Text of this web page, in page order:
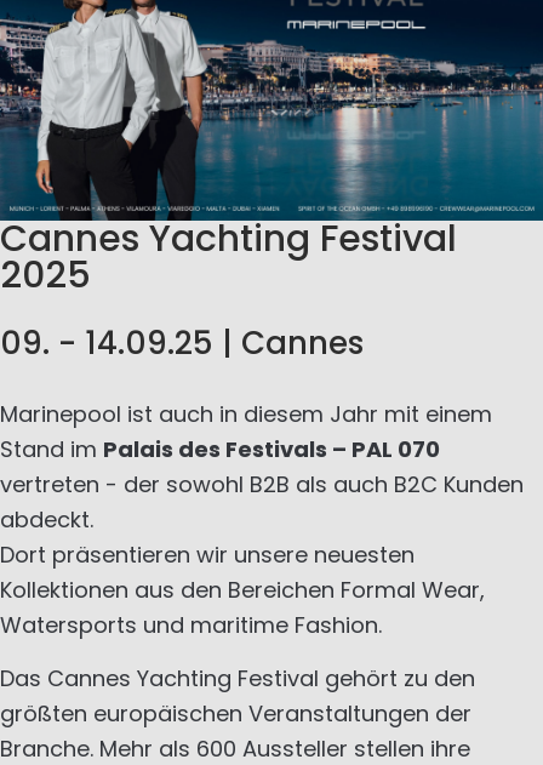
Cannes Yachting Festival
2025
09. - 14.09.25 | Cannes
Marinepool ist auch in diesem Jahr mit einem
Stand im Palais des Festivals – PAL 070
vertreten - der sowohl B2B als auch B2C Kunden
abdeckt.
Dort präsentieren wir unsere neuesten
Kollektionen aus den Bereichen Formal Wear,
Watersports und maritime Fashion.
Das Cannes Yachting Festival gehört zu den
größten europäischen Veranstaltungen der
Branche. Mehr als 600 Aussteller stellen ihre